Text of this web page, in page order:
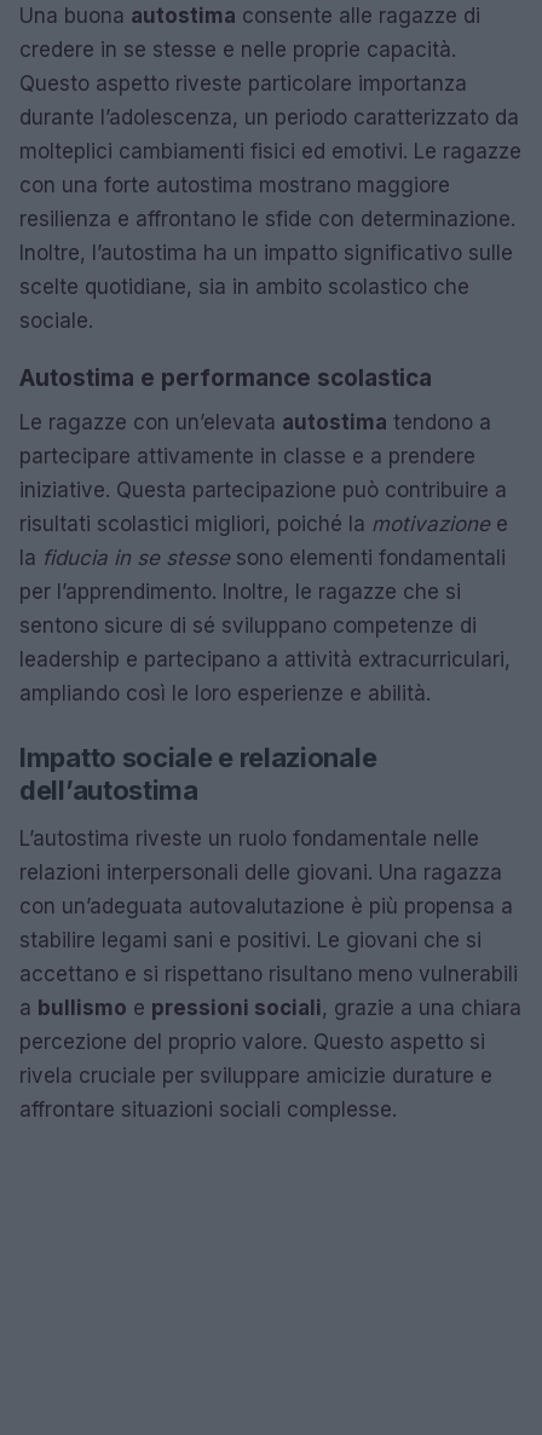
Una buona autostima consente alle ragazze di
credere in se stesse e nelle proprie capacità.
Questo aspetto riveste particolare importanza
durante l’adolescenza, un periodo caratterizzato da
molteplici cambiamenti fisici ed emotivi. Le ragazze
con una forte autostima mostrano maggiore
resilienza e affrontano le sfide con determinazione.
Inoltre, l’autostima ha un impatto significativo sulle
scelte quotidiane, sia in ambito scolastico che
sociale.
Autostima e performance scolastica
Le ragazze con un’elevata autostima tendono a
partecipare attivamente in classe e a prendere
iniziative. Questa partecipazione può contribuire a
risultati scolastici migliori, poiché la motivazionee
la fiducia in se stessesono elementi fondamentali
per l’apprendimento. Inoltre, le ragazze che si
sentono sicure di sé sviluppano competenze di
leadership e partecipano a attività extracurriculari,
ampliando così le loro esperienze e abilità.
Impatto sociale e relazionale
dell’autostima
L’autostima riveste un ruolo fondamentale nelle
relazioni interpersonali delle giovani. Una ragazza
con un’adeguata autovalutazione è più propensa a
stabilire legami sani e positivi. Le giovani che si
accettano e si rispettano risultano meno vulnerabili
a bullismo e pressioni sociali, grazie a una chiara
percezione del proprio valore. Questo aspetto si
rivela cruciale per sviluppare amicizie durature e
affrontare situazioni sociali complesse.